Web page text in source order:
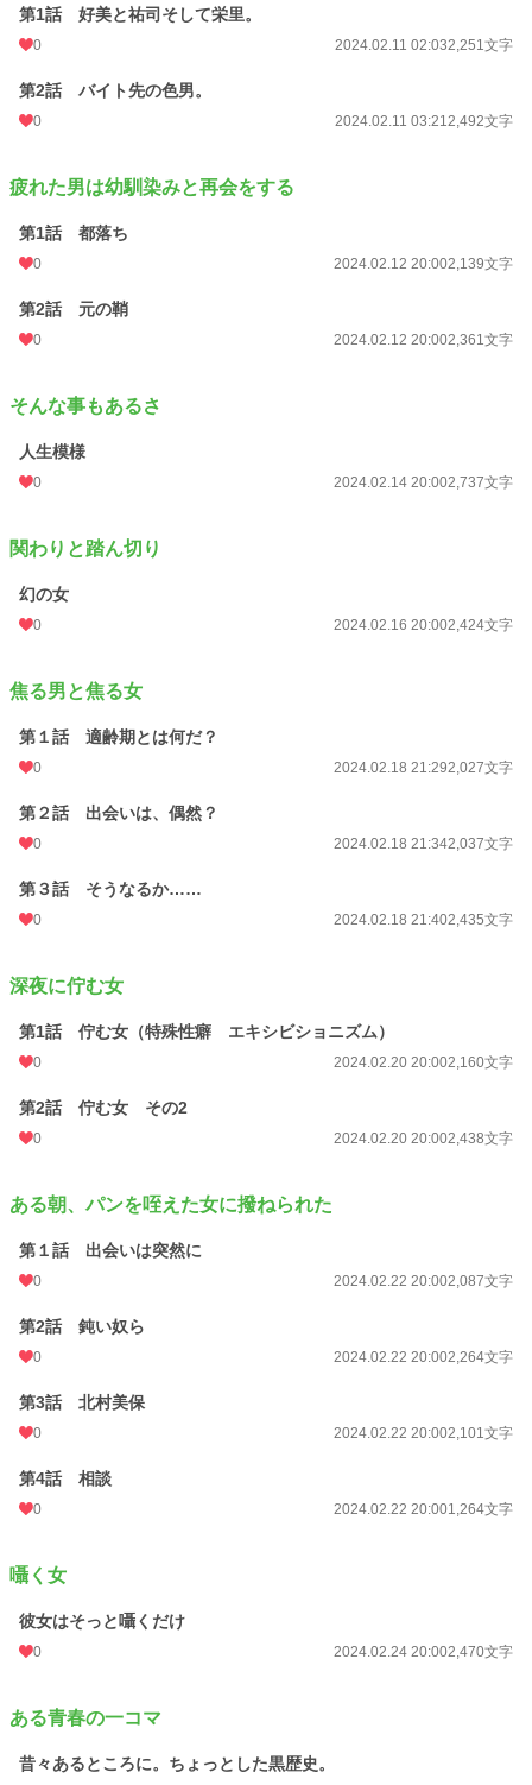
第1話 好美と祐司そして栄里。
0 2024.02.11 02:032,251文字
第2話 バイト先の色男。
0 2024.02.11 03:212,492文字
疲れた男は幼馴染みと再会をする
第1話 都落ち
0 2024.02.12 20:002,139文字
第2話 元の鞘
0 2024.02.12 20:002,361文字
そんな事もあるさ
人生模様
0 2024.02.14 20:002,737文字
関わりと踏ん切り
幻の女
0 2024.02.16 20:002,424文字
焦る男と焦る女
第１話 適齢期とは何だ？
0 2024.02.18 21:292,027文字
第２話 出会いは、偶然？
0 2024.02.18 21:342,037文字
第３話 そうなるか……
0 2024.02.18 21:402,435文字
深夜に佇む女
第1話 佇む女（特殊性癖 エキシビショニズム）
0 2024.02.20 20:002,160文字
第2話 佇む女 その2
0 2024.02.20 20:002,438文字
ある朝、パンを咥えた女に撥ねられた
第１話 出会いは突然に
0 2024.02.22 20:002,087文字
第2話 鈍い奴ら
0 2024.02.22 20:002,264文字
第3話 北村美保
0 2024.02.22 20:002,101文字
第4話 相談
0 2024.02.22 20:001,264文字
囁く女
彼女はそっと囁くだけ
0 2024.02.24 20:002,470文字
ある青春の一コマ
昔々あるところに。ちょっとした黒歴史。